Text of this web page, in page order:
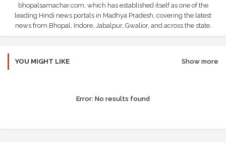
bhopalsamachar.com, which has established itself as one of the
leading Hindi news portals in Madhya Pradesh, covering the latest
news from Bhopal, Indore, Jabalpur, Gwalior, and across the state.
YOU MIGHT LIKE Show more
Error: No results found